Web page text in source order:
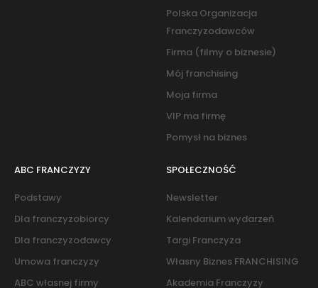
Polska Organizacja
Franczyzodawców
Firma (filmy o biznesie)
Mój franchising
Moja firma
VIP ma firmę
Pomysł na biznes
ABC FRANCZYZY
Podstawy
Dla franczyzobiorcy
Dla franczyzodawcy
Umowa franczyzy
ABC własnej firmy
SPOŁECZNOŚĆ
Newsletter
Kalendarium wydarzeń
Targi Franczyza
Własny Biznes FRANCHISING
Akademia Franczyzy